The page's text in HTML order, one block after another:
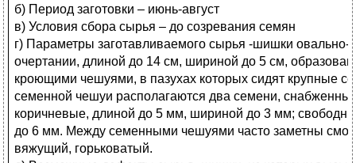
б) Период заготовки – июнь-август
в) Условия сбора сырья – до созревания семян
г) Параметры заготавливаемого сырья -шишки овально-
очертании, длиной до 14 см, шириной до 5 см,
кроющими чешуями, в пазухах которых сидят крупные
семенной чешуи располагаются два семени,
коричневые, длиной до 5 мм, шириной до 3 мм;
до 6 мм. Между семенными чешуями часто заметны
вяжущий, горьковатый.